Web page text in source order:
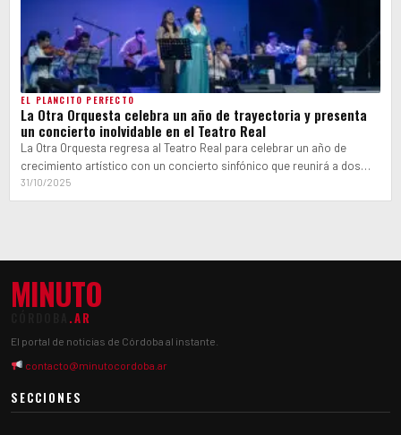
EL PLANCITO PERFECTO
La Otra Orquesta celebra un año de trayectoria y presenta
un concierto inolvidable en el Teatro Real
La Otra Orquesta regresa al Teatro Real para celebrar un año de
crecimiento artístico con un concierto sinfónico que reunirá a dos…
31/10/2025
MINUTO
.AR
El portal de noticias de Córdoba al instante.
contacto@minutocordoba.ar
SECCIONES